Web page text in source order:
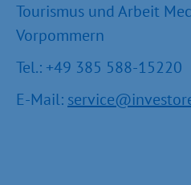
Tourismus und Arbeit
Vorpommern
Tel.: +49 385 588-15220
E-Mail: